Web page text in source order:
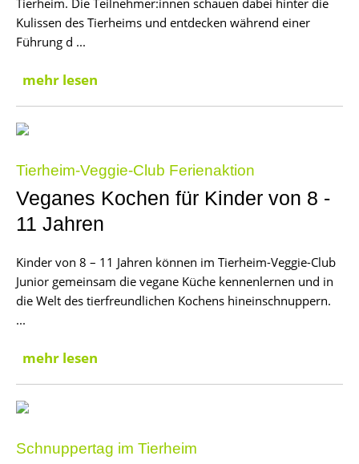
Tierheim. Die Teilnehmer:innen schauen dabei hinter die
Kulissen des Tierheims und entdecken während einer
Führung d ...
mehr lesen
Tierheim-Veggie-Club Ferienaktion
Veganes Kochen für Kinder von 8 -
11 Jahren
Kinder von 8 – 11 Jahren können im Tierheim-Veggie-Club
Junior gemeinsam die vegane Küche kennenlernen und in
die Welt des tierfreundlichen Kochens hineinschnuppern.
...
mehr lesen
Schnuppertag im Tierheim